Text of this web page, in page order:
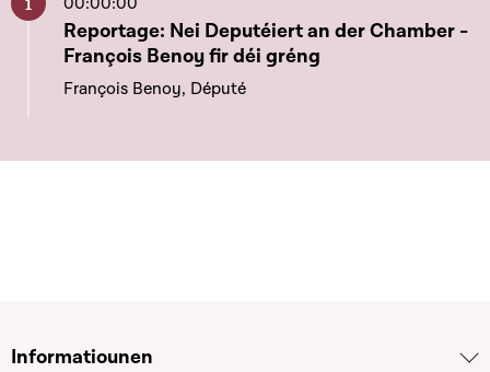
Aller à ce chapitre
Reportage: Nei Deputéiert an der Chamber -
François Benoy fir déi gréng
François Benoy, Député
Informatiounen